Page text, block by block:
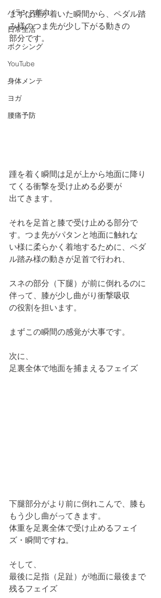
バランス能力
日常生活
ボクシング
YouTube
身体メンテ
ヨガ
腰痛予防
まずは踵が着いた瞬間から、ペダル踏
み様のつま先が少し下がる動きの
部分です。
踵を着く瞬間は足が上から地面に降り
てくる衝撃を受け止める必要が
出てきます。
それを足首と膝で受け止める部分で
す。つま先がパタンと地面に触れな
い様に柔らかく着地するために、ペダ
ル踏み様の動きが足首で行われ、
スネの部分（下腿）が前に倒れるのに
伴って、膝が少し曲がり衝撃吸収
の役割を担います。
まずこの瞬間の感覚が大事です。
次に、
足裏全体で地面を捕まえるフェイズ
下腿部分がより前に倒れこんで、膝も
もう少し曲がってきます。
体重を足裏全体で受け止めるフェイ
ズ・瞬間ですね。
そして、
最後に足指（足趾）が地面に最後まで
残るフェイズ